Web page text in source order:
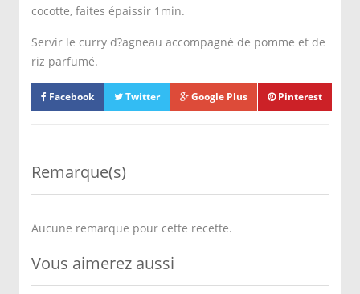
cocotte, faites épaissir 1min.
Servir le curry d?agneau accompagné de pomme et de
riz parfumé.
Facebook Twitter Google Plus Pinterest
Remarque(s)
Aucune remarque pour cette recette.
Vous aimerez aussi